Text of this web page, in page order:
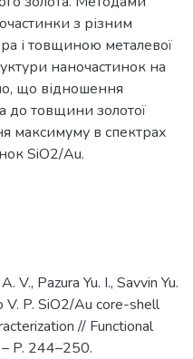
з різним
і товщиною металевої
наночастинок на
що відношення
до товщини золотої
максимуму в спектрах
SiO2/Au.
V., Pazura Yu. I., Savvin Yu.
V. P. SiO2/Au core-shell
// Functional
P. 244–250.